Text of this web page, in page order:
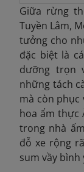
Giữa rừng
Tuyền Lâm,
tưởng cho
đặc biệt là
dưỡng trọn
những tách
mà còn
hoa ẩm thực
trong nhà
đỗ xe rộng
sum vầy